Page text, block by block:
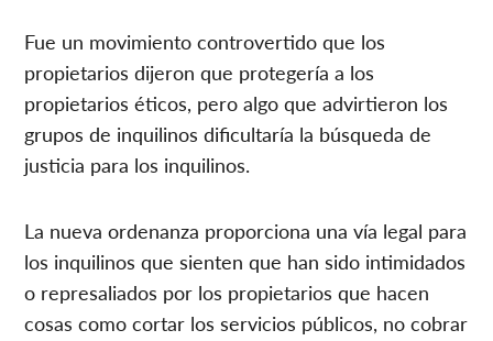
Fue un movimiento controvertido que los
propietarios dijeron que protegería a los
propietarios éticos, pero algo que advirtieron los
grupos de inquilinos dificultaría la búsqueda de
justicia para los inquilinos.
La nueva ordenanza proporciona una vía legal para
los inquilinos que sienten que han sido intimidados
o represaliados por los propietarios que hacen
cosas como cortar los servicios públicos, no cobrar